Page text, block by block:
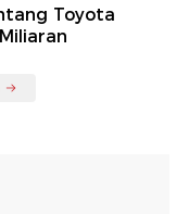
Toyota